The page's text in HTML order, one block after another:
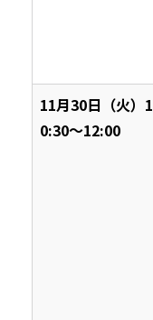
11月30日（火）1
0:30〜12:00